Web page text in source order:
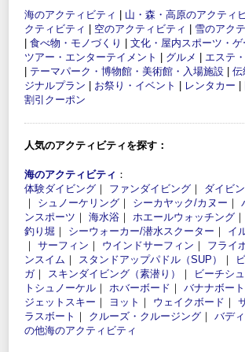
海のアクティビティ 山・森・高原のアクティ
クティビティ
空のアクティビティ 雪のアク
食べ物・モノづくり 文化・屋内スポーツ・
ツアー・エンターテイメント
グルメ
エステ
テーマパーク・博物館・美術館・入場施設 伝
ジナルプラン
お祭り・イベント レンタカー
割引クーポン
人気のアクティビティを探す：
海のアクティビティ ：
体験ダイビング ｜ ファンダイビング ｜ ダイビ
｜ シュノーケリング ｜ シーカヤック/カヌー ｜
ンスポーツ ｜ 海水浴 ｜ ホエールウォッチング ｜
釣り堀 ｜ シーウォーカー/潜水スクーター ｜ イ
｜ サーフィン ｜ ウインドサーフィン ｜ フライ
ンスイム ｜ スタンドアップパドル（SUP） ｜
ガ｜ スキンダイビング（素潜り） ｜ ビーチシ
トシュノーケル ｜ ホバーボード ｜ バナナボー
ジェットスキー ｜ ヨット ｜ ウェイクボード ｜
ラスボート ｜ クルーズ・クルージング ｜ バデ
の他海のアクティビティ